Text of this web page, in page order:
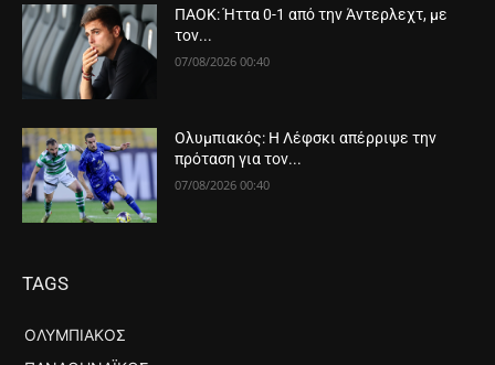
ΠΑΟΚ: Ήττα 0-1 από την Άντερλεχτ, με
τον...
07/08/2026 00:40
Ολυμπιακός: Η Λέφσκι απέρριψε την
πρόταση για τον...
07/08/2026 00:40
TAGS
ΟΛΥΜΠΙΑΚΌΣ